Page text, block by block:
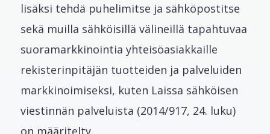
lisäksi tehdä puhelimitse ja sähköpostitse
sekä muilla sähköisillä välineillä tapahtuvaa
suoramarkkinointia yhteisöasiakkaille
rekisterinpitäjän tuotteiden ja palveluiden
markkinoimiseksi, kuten Laissa sähköisen
viestinnän palveluista (2014/917, 24. luku)
on määritelty.